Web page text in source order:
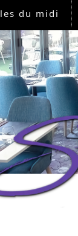
du midi